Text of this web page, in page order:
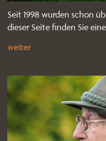
Seit 1998 wurden schon
dieser Seite finden Sie
weiter